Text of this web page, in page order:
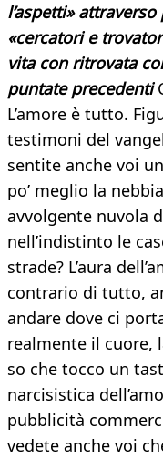
l’aspetti»
«cercatori e
vita con ritrovata
puntate precedenti
L’amore è tutto.
testimoni del
sentite anche voi
po’ meglio la
avvolgente nuvola
nell’indistinto le
strade? L’aura
contrario di tutto,
andare dove ci
realmente il cuore,
so che tocco un
narcisistica
pubblicità
vedete anche voi